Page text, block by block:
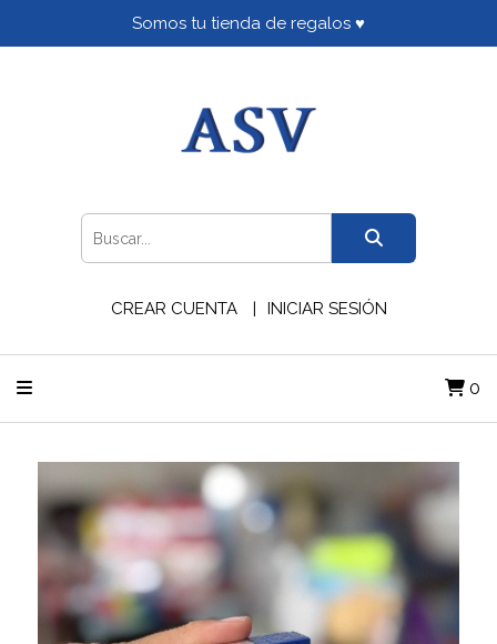
Somos tu tienda de regalos ♥
CREAR CUENTA INICIAR SESIÓN
0